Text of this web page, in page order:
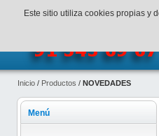
¡Bienvenidos a SpeedHobbys!
Inicio / Productos / NOVEDADES
Menú
Este sitio utiliza cookies propias y